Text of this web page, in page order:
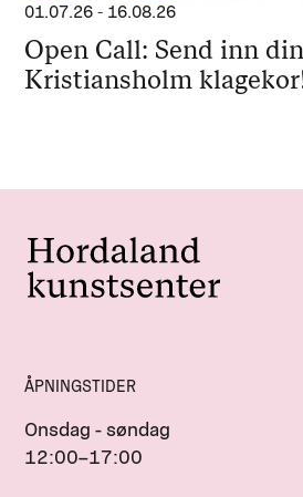
01.07.26 - 16.08.26
Open Call: Send inn
Kristiansholm
ÅPNINGSTIDER
Onsdag - søndag
12:00–17:00